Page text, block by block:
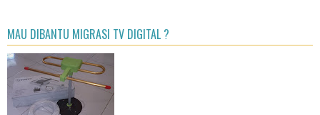
MAU DIBANTU MIGRASI TV DIGITAL ?